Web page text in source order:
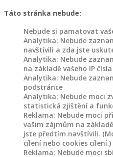
Dřevěné
výrobky
různé
Products
Táto stránka nebude:
Nebude si pamatovat
Analytika: Nebude
navštívili a zda jste
Analytika: Nebude
na základě vašeho IP čísla
Analytika: Nebude
podstránce
Analytika: Nebude moci
statistická zjištění a
Reklama: Nebude moci
vašim zájmům na
jste předtím navštívili.
cílení nebo cookies cílení.)
Reklama: Nebude moci